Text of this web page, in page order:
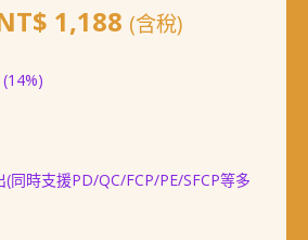
1,380。
1,188 目
NT$ 1,188。
(含稅)
(14%)
同時支援PD/QC/FCP/PE/SFCP等多